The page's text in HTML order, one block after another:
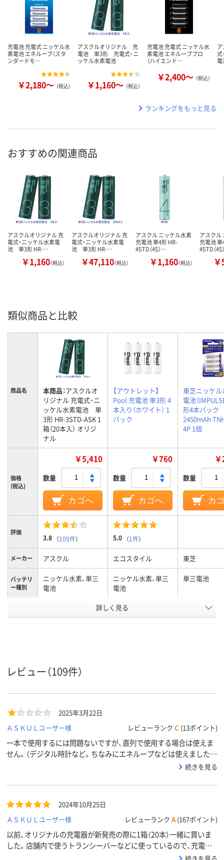
充電池 充電式 ニッケル水
素電池 エネループ（スタ
ンダードモ…
￥2,180～ （税込）
アスクルオリジナル 充
電池 単3形 充電式・ニ
ッケル水素電池
￥1,160～ （税込）
充電池 充電式 ニッケル水
素電池 エネループプロ
（ハイエンド…
￥2,400～ （税込）
式
電
ランキングをもっと見る
おすすめの関連商品
アスクルオリジナル 充
電式・ニッケル水素電
池 単3形 HR-…
￥1,160（税込）
アスクルオリジナル 充
電式・ニッケル水素電
池 単3形 HR-…
￥47,110（税込）
アスクル ニッケル水素
充電池 単4形 HR-
4STD（4S）…
￥1,160（税込）
アスクル
充電池 単
4STD（
類似商品と比較
商品名 本商品：アスクルオ
リジナル 充電式・ニ
ッケル水素電池 単
3形 HR-3STD-ASK 1
箱（20本入） オリジ
ナル
【アウトレット】
Pool 充電池 単3形 4
本入り（ホワイト） 1
パック
東芝ニッケ
電池（
形4本パック
2450mAh
4P 1個
価格
(税込)
￥5,410
数量
カゴへ
￥760
数量
カゴへ
数量
カ
評価
3.8 （109件） 5.0 （1件）
メーカー アスクル エコスタイル 東芝
バッテリ
ー種別
ニッケル水素、単三
電池
ニッケル水素、単三
電池
単三電池
60
詳しく見る
レビュー（109件）
2025年3月22日
ＡＳＫＵＬユーザー様
レビューランク C (13ポイント)
一本で使用するには問題ないですが、直列で使用する場合は使えま
せん。（デジタル時計など。ちなみにエネループなどは使えました）
不良品の可能性あると言われて一度交換してもらいましたが、交換
一本で使用する方はいいかもしれませんが、安物買いの銭失いだと
続きを見る
2024年10月25日
ＡＳＫＵＬユーザー様
レビューランク A (167ポイント)
以前、オリジナルの充電器が新発売の際に1箱（20本）一緒に買いま
した。店舗内で使うトランシーバーなどに使っているので、充電池
がコストがかからず良いです。そろそろ、充電池の寿命が近づいて